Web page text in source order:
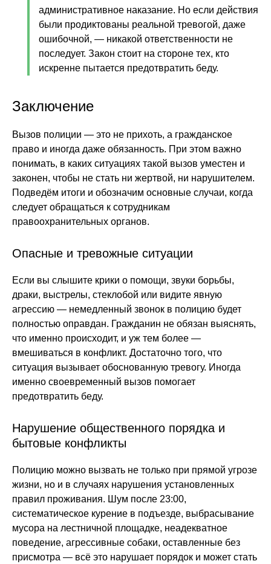
административное наказание. Но если действия
были продиктованы реальной тревогой, даже
ошибочной, — никакой ответственности не
последует. Закон стоит на стороне тех, кто
искренне пытается предотвратить беду.
Заключение
Вызов полиции — это не прихоть, а гражданское
право и иногда даже обязанность. При этом важно
понимать, в каких ситуациях такой вызов уместен и
законен, чтобы не стать ни жертвой, ни нарушителем.
Подведём итоги и обозначим основные случаи, когда
следует обращаться к сотрудникам
правоохранительных органов.
Опасные и тревожные ситуации
Если вы слышите крики о помощи, звуки борьбы,
драки, выстрелы, стеклобой или видите явную
агрессию — немедленный звонок в полицию будет
полностью оправдан. Гражданин не обязан выяснять,
что именно происходит, и уж тем более —
вмешиваться в конфликт. Достаточно того, что
ситуация вызывает обоснованную тревогу. Иногда
именно своевременный вызов помогает
предотвратить беду.
Нарушение общественного порядка и
бытовые конфликты
Полицию можно вызвать не только при прямой угрозе
жизни, но и в случаях нарушения установленных
правил проживания. Шум после 23:00,
систематическое курение в подъезде, выбрасывание
мусора на лестничной площадке, неадекватное
поведение, агрессивные собаки, оставленные без
присмотра — всё это нарушает порядок и может стать